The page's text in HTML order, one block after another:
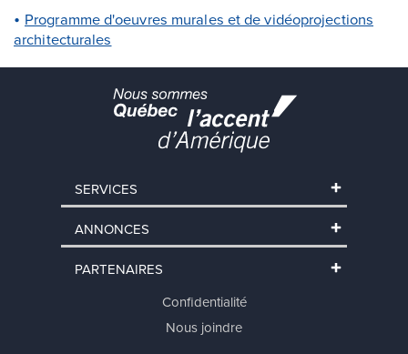
Programme d'oeuvres murales et de vidéoprojections
architecturales
SERVICES
ANNONCES
PARTENAIRES
Confidentialité
Nous joindre